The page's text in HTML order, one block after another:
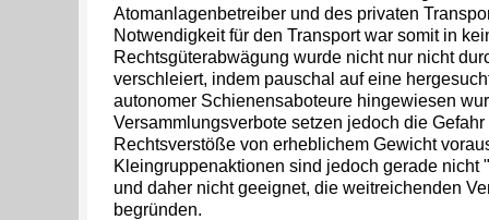
Atomanlagenbetreiber und des privaten
Notwendigkeit für den Transport war somit in
Rechtsgüterabwägung wurde nicht nur nicht
verschleiert, indem pauschal auf eine
autonomer Schienensaboteure hingewiesen
Versammlungsverbote setzen jedoch die
Rechtsverstöße von erheblichem Gewicht
Kleingruppenaktionen sind jedoch gerade nicht
und daher nicht geeignet, die weitreichenden
begründen.